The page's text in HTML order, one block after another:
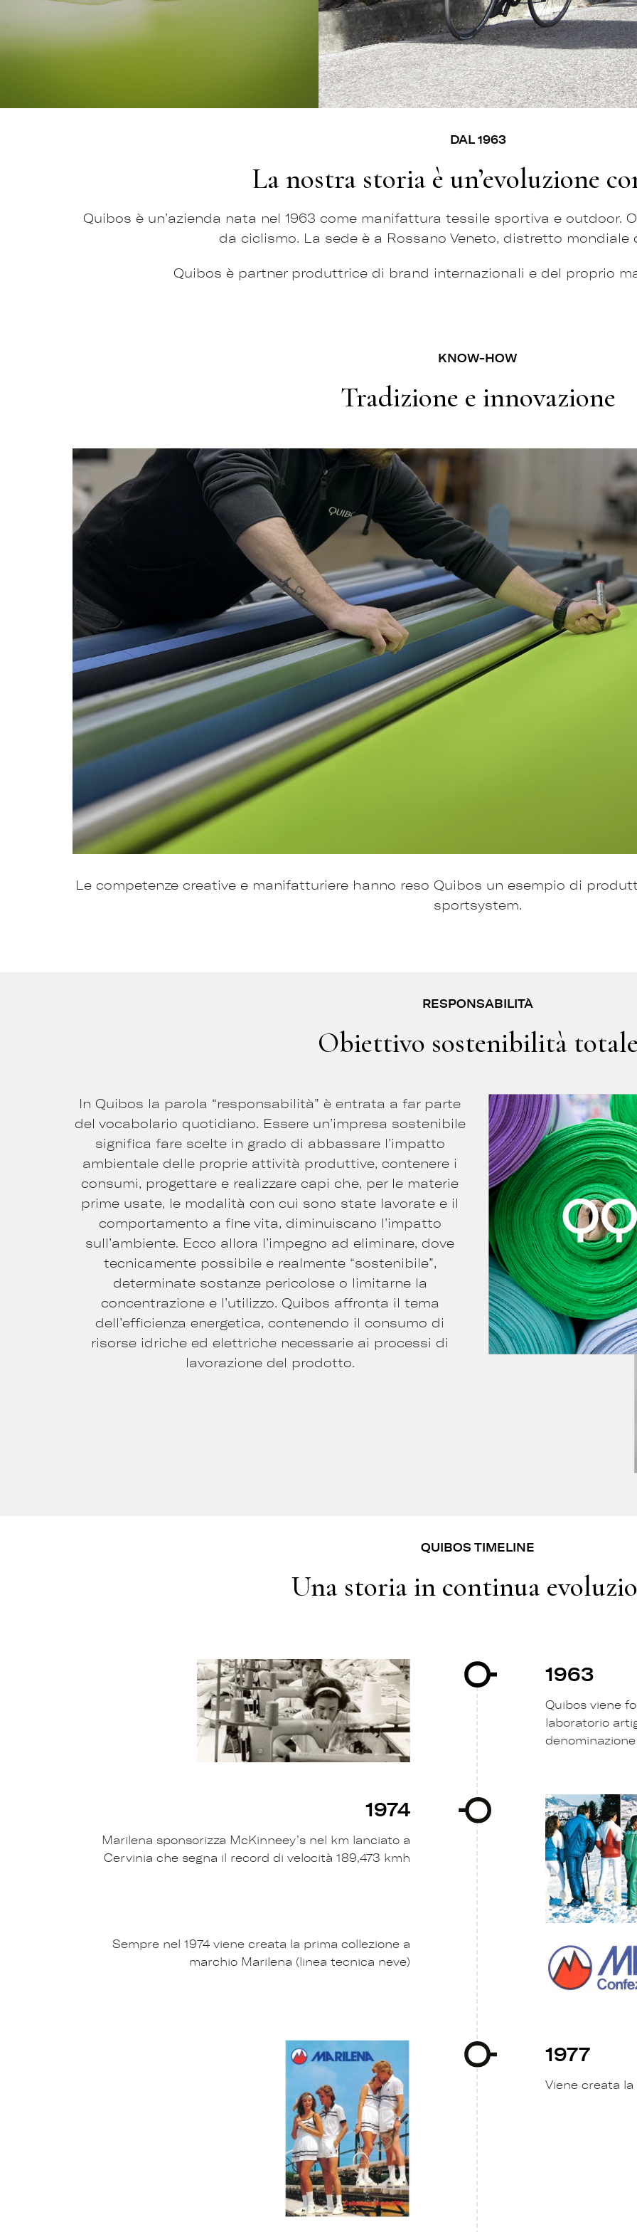
DAL 1963
La nostra storia è un’evoluzione
Quibos è un’azienda nata nel 1963 come manifattura tessile sportiva e outdoor.
da ciclismo. La sede è a Rossano Veneto, distretto mondiale
Quibos è partner produttrice di brand internazionali e del proprio
KNOW-HOW
Tradizione e innovazione
Le competenze creative e manifatturiere hanno reso Quibos un esempio di
sportsystem.
RESPONSABILITÀ
Obiettivo sostenibilità
In Quibos la parola “responsabilità” è entrata a far parte
del vocabolario quotidiano. Essere un’impresa sostenibile
significa fare scelte in grado di abbassare l’impatto
ambientale delle proprie attività produttive, contenere i
consumi, progettare e realizzare capi che, per le materie
prime usate, le modalità con cui sono state lavorate e il
comportamento a fine vita, diminuiscano l’impatto
sull’ambiente. Ecco allora l’impegno ad eliminare, dove
tecnicamente possibile e realmente “sostenibile”,
determinate sostanze pericolose o limitarne la
concentrazione e l’utilizzo. Quibos affronta il tema
dell’efficienza energetica, contenendo il consumo di
risorse idriche ed elettriche necessarie ai processi di
lavorazione del prodotto.
QUIBOS TIMELINE
Una storia in continua
1963
Quibos viene
laboratorio
1974
Marilena sponsorizza McKinneey’s nel km lanciato a
Cervinia che segna il record di velocità 189,473 kmh
Sempre nel 1974 viene creata la prima collezione a
marchio Marilena (linea tecnica neve)
1977
Viene creata